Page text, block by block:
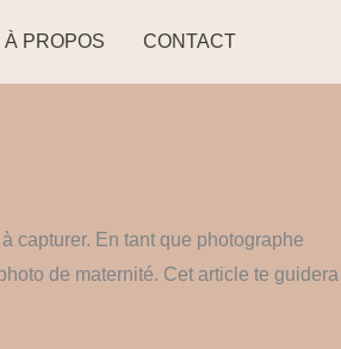
À PROPOS CONTACT
capturer. En tant que photographe
de maternité. Cet article te guidera